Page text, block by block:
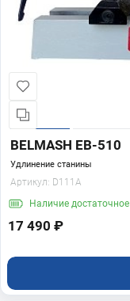
BELMASH EB-510
Удлинение станины
Артикул: D111A
Наличие достаточное
17 490 ₽